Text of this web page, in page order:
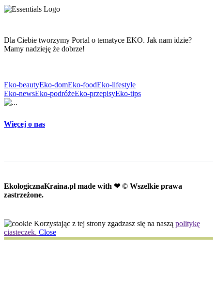
Dla Ciebie tworzymy Portal o tematyce EKO. Jak nam idzie?
Mamy nadzieję że dobrze!
Eko-beautyEko-domEko-foodEko-lifestyle
Eko-newsEko-podróżeEko-przepisyEko-tips
Więcej o nas
EkologicznaKraina.pl made with ❤ © Wszelkie prawa
zastrzeżone.
Korzystając z tej strony zgadzasz się na naszą politykę
ciasteczek. Close